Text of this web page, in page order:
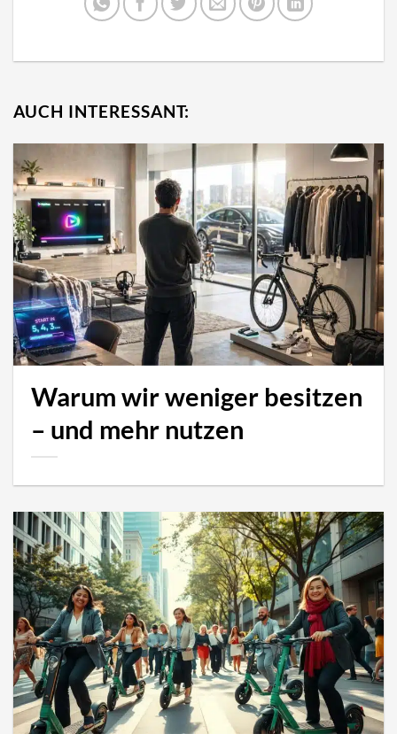
AUCH INTERESSANT:
Warum wir weniger besitzen
– und mehr nutzen